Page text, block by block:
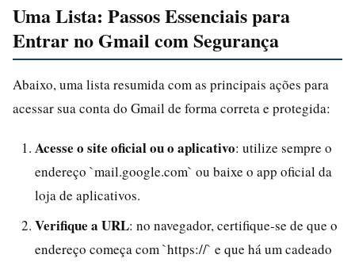
Uma Lista: Passos Essenciais para
Entrar no Gmail com Segurança
Abaixo, uma lista resumida com as principais ações para
acessar sua conta do Gmail de forma correta e protegida:
Acesse o site oficial ou o aplicativo: utilize sempre o
endereço `mail.google.com` ou baixe o app oficial da
loja de aplicativos.
Verifique a URL: no navegador, certifique-se de que o
endereço começa com `https://` e que há um cadeado